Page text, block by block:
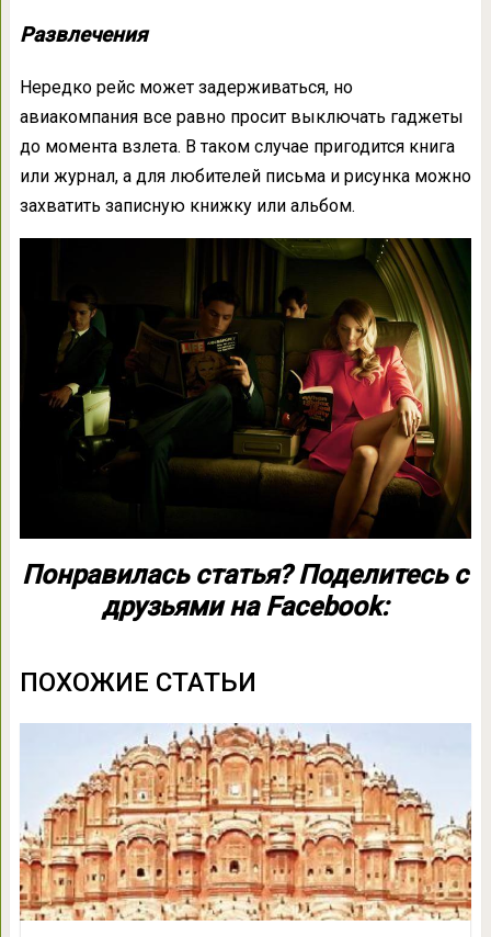
Развлечения
Нередко рейс может задерживаться, но
авиакомпания все равно просит выключать гаджеты
до момента взлета. В таком случае пригодится книга
или журнал, а для любителей письма и рисунка можно
захватить записную книжку или альбом.
Понравилась статья? Поделитесь с
друзьями на Facebook:
ПОХОЖИЕ СТАТЬИ